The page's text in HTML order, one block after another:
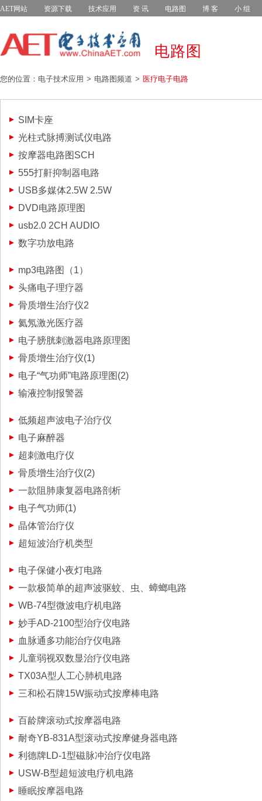
AET网站 资源下载 技术应用 资 讯 电路图 博 客 小 组
电路图
您的位置：电子技术应用 电路图频道 医疗电子电路
SIM卡座
光柱式脉搏测试仪电路
按摩器电路图SCH
555打鼾抑制器电路
USB多媒体2.5W 2.5W
DVD电路原理图
usb2.0 2CH AUDIO
数字功放电路
mp3电路图（1）
头痛电子理疗器
骨质增生治疗仪2
氦氖激光医疗器
电子膀胱刺激器电路原理图
骨质增生治疗仪(1)
电子“气功师”电路原理图(2)
输液控制报警器
低频超声波电子治疗仪
电子麻醉器
超刺激电疗仪
骨质增生治疗仪(2)
一款阻肺康复器电路剖析
电子气功师(1)
晶体管治疗仪
超短波治疗机类型
电子保健小夜灯电路
一款极简单的超声波驱蚊、虫、蟑螂电路
WB-74型微波电疗机电路
妙手AD-2100型治疗仪电路
血脉通多功能治疗仪电路
儿童弱视双数显治疗仪电路
TX03A型人工心肺机电路
三和松石牌15W振动式按摩棒电路
百龄牌滚动式按摩器电路
耐奇YB-831A型滚动式按摩健身器电路
利德牌LD-1型磁脉冲治疗仪电路
USW-B型超短波电疗机电路
睡眠按摩器电路